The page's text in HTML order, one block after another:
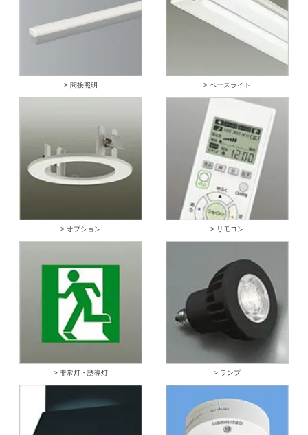
> 間接照明 > ベースライト
> オプション > リモコン
> 非常灯・誘導灯 > ランプ